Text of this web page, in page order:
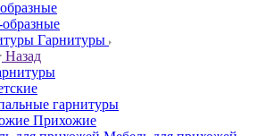
Гарнитуры
Назад
гарнитуры
Прихожие